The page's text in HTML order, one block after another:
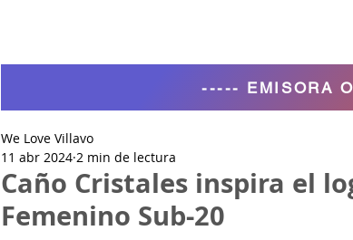
Caño Cristales inspira el
Femenino Sub-20
We Love Villavo
11 abr 2024 2 min de lectura
----- EMISORA